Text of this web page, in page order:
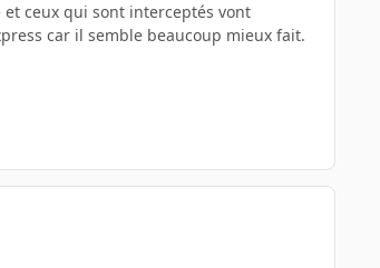
ceux qui sont interceptés vont
car il semble beaucoup mieux fait.